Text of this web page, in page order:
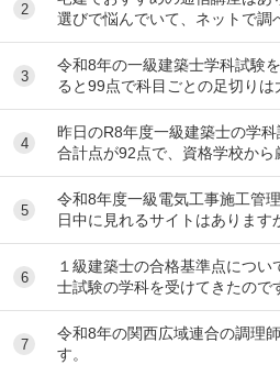
2
選びで悩んでいて、ネットで調
イト、スタディング、TACなど
3
令和8年の一級建築士学科試験
ると99点で科目ごとの足切りは
によると合格最低点予想が高く
4
昨日のR8年度一級建築士の学科
合計点が92点で、資格学校から
図の準備は始めるべきでしょう
5
令和8年度一級電気工事施工管
日中に見れるサイトはあります
6
１級建築士の合格基準点につ
士試験の学科を受けてきたので
た。 各予備校の予想される合
7
令和8年の関西広域連合の調理
す。